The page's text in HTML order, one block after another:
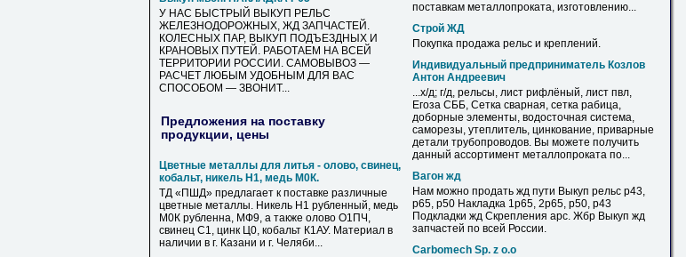
У НАС БЫСТРЫЙ ВЫКУП РЕЛЬС
ЖЕЛЕЗНОДОРОЖНЫХ, ЖД ЗАПЧАСТЕЙ.
КОЛЕСНЫХ ПАР, ВЫКУП ПОДЪЕЗДНЫХ И
КРАНОВЫХ ПУТЕЙ. РАБОТАЕМ НА ВСЕЙ
ТЕРРИТОРИИ РОССИИ. САМОВЫВОЗ —
РАСЧЕТ ЛЮБЫМ УДОБНЫМ ДЛЯ ВАС
СПОСОБОМ — ЗВОНИТ...
Предложения на поставку
продукции, цены
Цветные металлы для литья - олово, свинец,
кобальт, никель Н1, медь М0К.
ТД «ПШД» предлагает к поставке различные
цветные металлы. Никель Н1 рубленный, медь
М0К рубленна, МФ9, а также олово О1ПЧ,
свинец С1, цинк Ц0, кобальт К1АУ. Материал в
наличии в г. Казани и г. Челяби...
поставкам металлопроката, изготовлению...
Строй ЖД
Покупка продажа рельс и креплений.
Индивидуальный предприниматель Козлов
Антон Андреевич
...х/д; г/д, рельсы, лист рифлёный, лист пвл,
Егоза СББ, Сетка сварная, сетка рабица,
доборные элементы, водосточная система,
саморезы, утеплитель, цинкование, приварные
детали трубопроводов. Вы можете получить
данный ассортимент металлопроката по...
Вагон жд
Нам можно продать жд пути Выкуп рельс р43,
р65, р50 Накладка 1р65, 2р65, р50, р43
Подкладки жд Скрепления арс. Жбр Выкуп жд
запчастей по всей России.
Carbomech Sp. z o.o